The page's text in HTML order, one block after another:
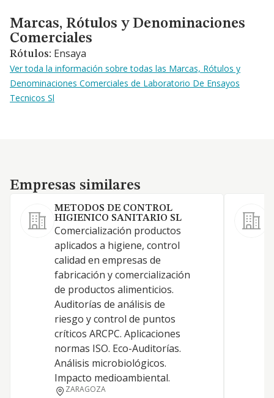
Marcas, Rótulos y Denominaciones Comerciales
Marcas, Rótulos y Denominaciones
Comerciales
Rótulos: Ensaya
Ver toda la información sobre todas las Marcas, Rótulos y
Denominaciones Comerciales de Laboratorio De Ensayos
Tecnicos Sl
Empresas similares
Empresas similares
METODOS DE CONTROL
HIGIENICO SANITARIO SL
Comercialización productos
aplicados a higiene, control
calidad en empresas de
fabricación y comercialización
de productos alimenticios.
Auditorías de análisis de
riesgo y control de puntos
críticos ARCPC. Aplicaciones
normas ISO. Eco-Auditorías.
Análisis microbiológicos.
Impacto medioambiental.
ZARAGOZA